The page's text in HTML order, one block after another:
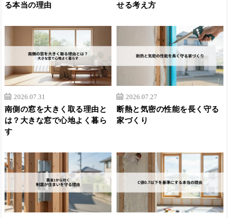
る本当の理由
せる考え方
2026.07.31
南側の窓を大きく取る理由と
は？大きな窓で心地よく暮ら
す
2026.07.27
断熱と気密の性能を長く守る
家づくり